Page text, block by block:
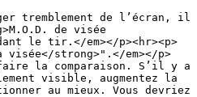
tremblement de l’écran, il
de visée
le tir.</em></p><hr><p>
visée</strong>".</em></p>
la comparaison. S’il y a
visible, augmentez la
au mieux. Vous devriez